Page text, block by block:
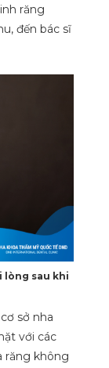
răng
đến bác sĩ
lòng sau khi
sở nha
với các
răng không